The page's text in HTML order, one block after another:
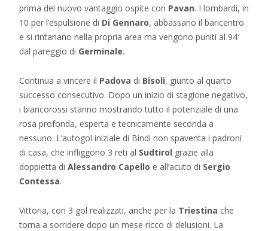
prima del nuovo vantaggio ospite con Pavan. I lombardi, in
10 per l’espulsione di Di Gennaro, abbassano il baricentro
e si rintanano nella propria area ma vengono puniti al 94′
dal pareggio di Germinale.
Continua a vincere il Padova di Bisoli, giunto al quarto
successo consecutivo. Dopo un inizio di stagione negativo,
i biancorossi stanno mostrando tutto il potenziale di una
rosa profonda, esperta e tecnicamente seconda a
nessuno. L’autogol iniziale di Bindi non spaventa i padroni
di casa, che infliggono 3 reti al Sudtirol grazie alla
doppietta di Alessandro Capello e all’acuto di Sergio
Contessa.
Vittoria, con 3 gol realizzati, anche per la Triestina che
torna a sorridere dopo un mese ricco di delusioni. La